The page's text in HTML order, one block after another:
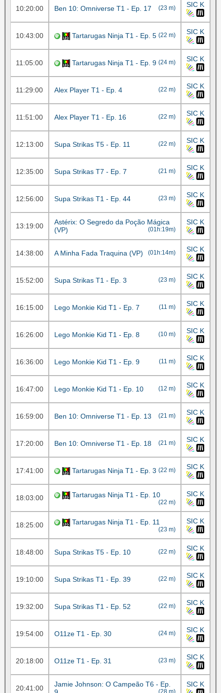
10:20:00 Ben 10: Omniverse T1 - Ep. 17 (23 m) SIC K
10:43:00 Tartarugas Ninja T1 - Ep. 5 (22 m) SIC K
11:05:00 Tartarugas Ninja T1 - Ep. 9 (24 m) SIC K
11:29:00 Alex Player T1 - Ep. 4 (22 m) SIC K
11:51:00 Alex Player T1 - Ep. 16 (22 m) SIC K
12:13:00 Supa Strikas T5 - Ep. 11 (22 m) SIC K
12:35:00 Supa Strikas T7 - Ep. 7 (21 m) SIC K
12:56:00 Supa Strikas T1 - Ep. 44 (23 m) SIC K
13:19:00
Astérix: O Segredo da Poção Mágica
(VP)
(01h:19m)
SIC K
14:38:00 A Minha Fada Traquina (VP) (01h:14m) SIC K
15:52:00 Supa Strikas T1 - Ep. 3 (23 m) SIC K
16:15:00 Lego Monkie Kid T1 - Ep. 7 (11 m) SIC K
16:26:00 Lego Monkie Kid T1 - Ep. 8 (10 m) SIC K
16:36:00 Lego Monkie Kid T1 - Ep. 9 (11 m) SIC K
16:47:00 Lego Monkie Kid T1 - Ep. 10 (12 m) SIC K
16:59:00 Ben 10: Omniverse T1 - Ep. 13 (21 m) SIC K
17:20:00 Ben 10: Omniverse T1 - Ep. 18 (21 m) SIC K
17:41:00 Tartarugas Ninja T1 - Ep. 3 (22 m) SIC K
18:03:00 Tartarugas Ninja T1 - Ep. 10
(22 m)
SIC K
18:25:00 Tartarugas Ninja T1 - Ep. 11
(23 m)
SIC K
18:48:00 Supa Strikas T5 - Ep. 10 (22 m) SIC K
19:10:00 Supa Strikas T1 - Ep. 39 (22 m) SIC K
19:32:00 Supa Strikas T1 - Ep. 52 (22 m) SIC K
19:54:00 O11ze T1 - Ep. 30 (24 m) SIC K
20:18:00 O11ze T1 - Ep. 31 (23 m) SIC K
20:41:00
Jamie Johnson: O Campeão T6 - Ep.
(28 m)
SIC K